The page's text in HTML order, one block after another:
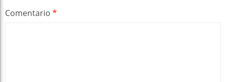
Comentario *